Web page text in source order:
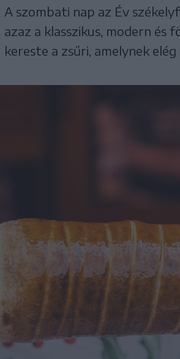
A szombati nap az Év
azaz a klasszikus, modern és
kereste a zsűri, amelynek